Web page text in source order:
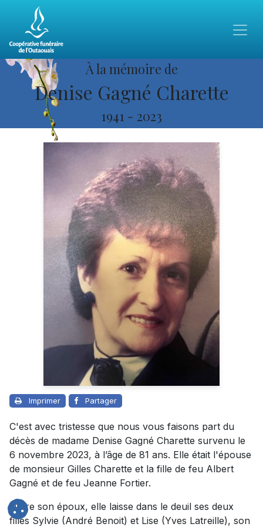
À la mémoire de
Denise Gagné Charette
1941 - 2023
Imprimer Partager
C'est avec tristesse que nous vous faisons part du
décès de madame Denise Gagné Charette survenu le
6 novembre 2023, à l’âge de 81 ans. Elle était l'épouse
de monsieur Gilles Charette et la fille de feu Albert
Gagné et de feu Jeanne Fortier.
Outre son époux, elle laisse dans le deuil ses deux
filles Sylvie (André Benoit) et Lise (Yves Latreille), son